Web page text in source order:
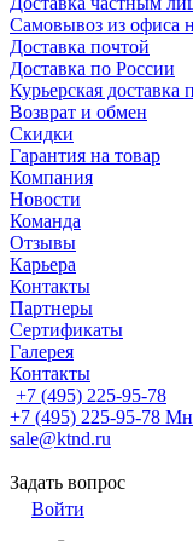
Самовывоз из офиса
Доставка почтой
Доставка по России
Курьерская доставка
Возврат и обмен
Скидки
Гарантия на товар
Компания
Новости
Команда
Отзывы
Карьера
Контакты
Партнеры
Сертификаты
Галерея
Контакты
+7 (495) 225-95-78
+7 (495) 225-95-78
sale@ktnd.ru
Задать вопрос
Войти